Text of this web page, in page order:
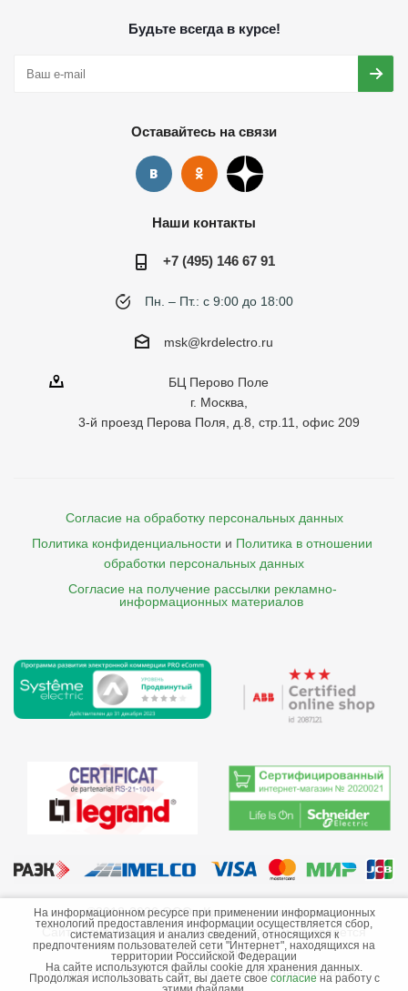
Будьте всегда в курсе!
Оставайтесь на связи
Наши контакты
+7 (495) 146 67 91
Пн. – Пт.: с 9:00 до 18:00
msk@krdelectro.ru
БЦ Перово Поле
г. Москва,
3-й проезд Перова Поля, д.8, стр.11, офис 209
Согласие на обработку персональных данных
Политика конфиденциальности и Политика в отношении
обработки персональных данных
Согласие на получение рассылки рекламно-
    информационных материалов
©2013-2026 ООО «Краснодарэлектро»
Сайт носит информационный характер и не является
публичной офертой.
Стоимость товаров и их наличие не гарантируются.
На информационном ресурсе при применении информационных
технологий предоставления информации осуществляется сбор,
систематизация и анализ сведений, относящихся к
предпочтениям пользователей сети "Интернет", находящихся на
территории Российской Федерации
На сайте используются файлы cookie для хранения данных.
Продолжая использовать сайт, вы даете свое согласие на работу с